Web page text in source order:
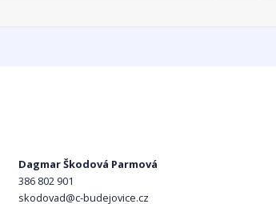
Dagmar Škodová Parmová
386 802 901
skodovad@c-budejovice.cz